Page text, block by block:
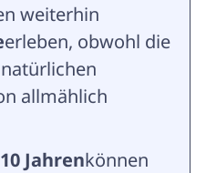
weiterhin
erleben, obwohl die
allmählich
Jahrenkönnen